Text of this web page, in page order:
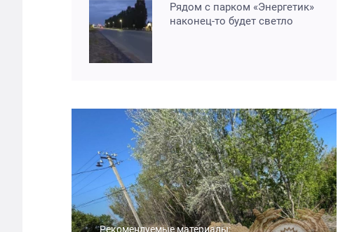
Рядом с парком «Энергетик»
наконец-то будет светло
Рекомендуемые материалы: